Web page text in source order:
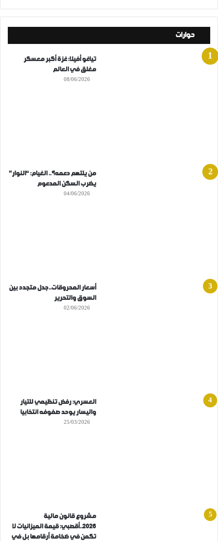
حوارات
تياغو أفيلا: غزة أكبر معسكر
مغلق في العالم
08/06/2026
من يلتهم دعمه؟.. الغيام: “النوار”
يضرب السكن المدعوم
04/06/2026
أسعار المحروقات..جدل متجدد بين
السوق والتحرير
02/06/2026
العسري: رفض تنظيمي للتيار
واليسار يوحد صفوفه انتخابيا
25/03/2026
مشروع قانون مالية
2026..أقصبي: قيمة الميزانيات لا
تكمن في ضخامة أرقامها بل في